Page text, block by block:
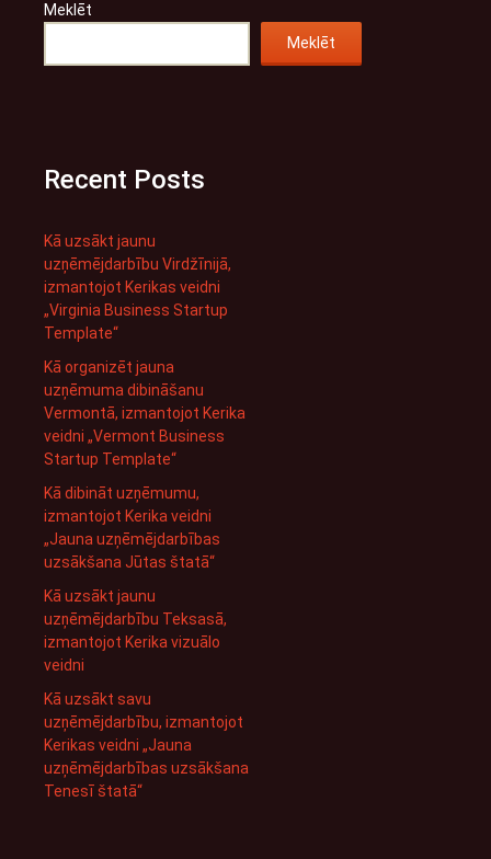
Meklēt
Meklēt
Recent Posts
Kā uzsākt jaunu
uzņēmējdarbību Virdžīnijā,
izmantojot Kerikas veidni
„Virginia Business Startup
Template“
Kā organizēt jauna
uzņēmuma dibināšanu
Vermontā, izmantojot Kerika
veidni „Vermont Business
Startup Template“
Kā dibināt uzņēmumu,
izmantojot Kerika veidni
„Jauna uzņēmējdarbības
uzsākšana Jūtas štatā“
Kā uzsākt jaunu
uzņēmējdarbību Teksasā,
izmantojot Kerika vizuālo
veidni
Kā uzsākt savu
uzņēmējdarbību, izmantojot
Kerikas veidni „Jauna
uzņēmējdarbības uzsākšana
Tenesī štatā“